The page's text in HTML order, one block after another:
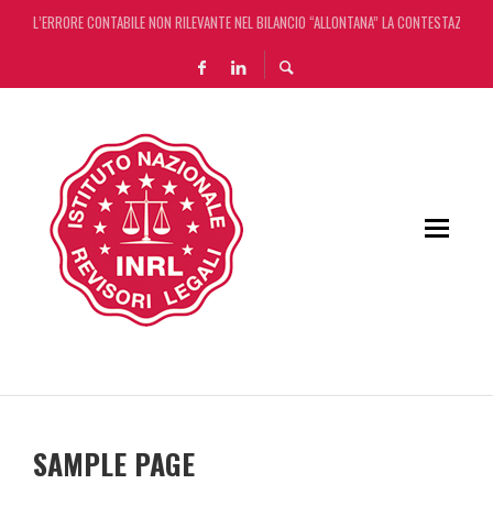
L’ERRORE CONTABILE NON RILEVANTE NEL BILANCIO “ALLONTANA” LA CONTESTAZIONE
DECRETO OMNIBUS: CON IL CONCORDATO UNO ‘SCUDO’ FISCALE DI 4 ANNI
CHIUSURA ESTIVA DELLA RASSEGNA STAMPA INRL: DAL 10 AL 24 AGOSTO
SAMPLE PAGE